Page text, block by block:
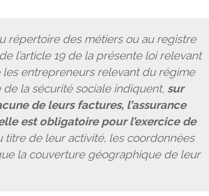
répertoire des métiers ou au registre
l’article 19 de la présente loi relevant
les entrepreneurs relevant du régime
la sécurité sociale indiquent, sur
de leurs factures, l’assurance
est obligatoire pour l’exercice de
titre de leur activité, les coordonnées
la couverture géographique de leur